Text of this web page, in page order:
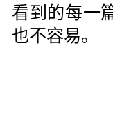
看到的每一
也不容易。